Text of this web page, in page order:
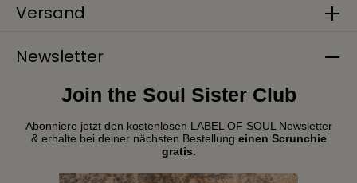
Versand
Newsletter
Join the Soul Sister Club
Abonniere jetzt den kostenlosen LABEL OF SOUL Newsletter
& erhalte bei deiner nächsten Bestellung einen Scrunchie
gratis.